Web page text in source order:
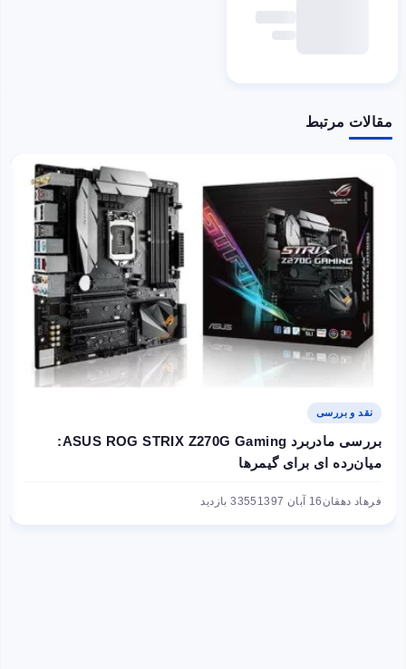
مقالات مرتبط
نقد و بررسی
بررسی مادربرد ASUS ROG STRIX Z270G Gaming:
میان‌رده‌ ای برای گیمرها
فرهاد دهقان 16 آبان 1397 3355 بازدید